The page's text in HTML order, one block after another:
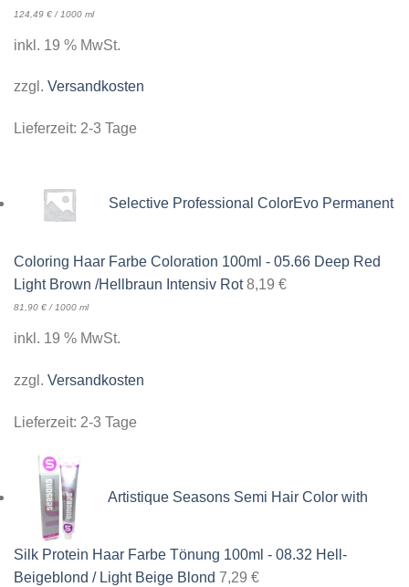
124,49 € / 1000 ml
inkl. 19 % MwSt.
zzgl. Versandkosten
Lieferzeit: 2-3 Tage
Selective Professional ColorEvo Permanent
Coloring Haar Farbe Coloration 100ml - 05.66 Deep Red
Light Brown /Hellbraun Intensiv Rot 8,19 €
81,90 € / 1000 ml
inkl. 19 % MwSt.
zzgl. Versandkosten
Lieferzeit: 2-3 Tage
Artistique Seasons Semi Hair Color with
Silk Protein Haar Farbe Tönung 100ml - 08.32 Hell-
Beigeblond / Light Beige Blond 7,29 €